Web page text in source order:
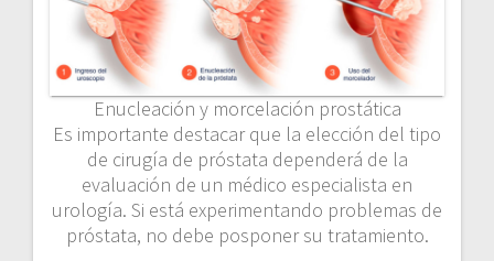
Enucleación y morcelación prostática
Es importante destacar que la elección del tipo
de cirugía de próstata dependerá de la
evaluación de un médico especialista en
urología. Si está experimentando problemas de
próstata, no debe posponer su tratamiento.